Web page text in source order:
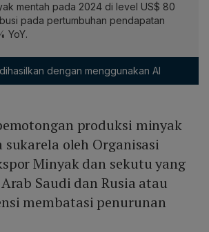
mentah pada 2024 di level US$ 80
pada pertumbuhan pendapatan
YoY.
dengan menggunakan AI
produksi minyak
sukarela oleh Organisasi
Minyak dan sekutu yang
Saudi dan Rusia atau
membatasi penurunan